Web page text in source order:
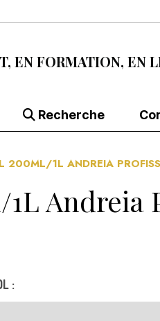
EN FORMATION, EN
Recherche
200ML/1L ANDREIA
Andreia
: